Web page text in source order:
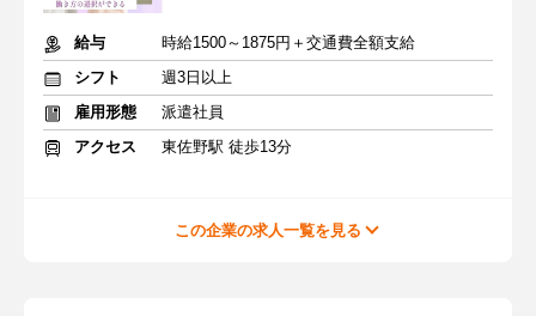
給与
時給1500～1875円＋交通費全額支給
シフト
週3日以上
雇用形態
派遣社員
アクセス
東佐野駅 徒歩13分
この企業の求人一覧を見る